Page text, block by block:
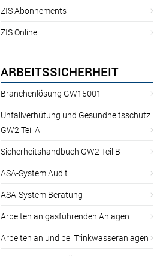
ZIS Abonnements
ZIS Online
ARBEITSSICHERHEIT
Branchenlösung GW15001
Unfallverhütung und Gesundheitsschutz
GW2 Teil A
Sicherheitshandbuch GW2 Teil B
ASA-System Audit
ASA-System Beratung
Arbeiten an gasführenden Anlagen
Arbeiten an und bei Trinkwasseranlagen